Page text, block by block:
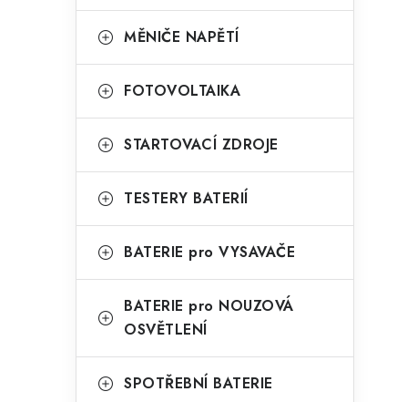
MĚNIČE NAPĚTÍ
FOTOVOLTAIKA
STARTOVACÍ ZDROJE
TESTERY BATERIÍ
BATERIE pro VYSAVAČE
BATERIE pro NOUZOVÁ
OSVĚTLENÍ
SPOTŘEBNÍ BATERIE